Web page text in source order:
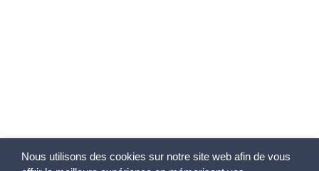
Nous utilisons des cookies sur notre site web afin de vous